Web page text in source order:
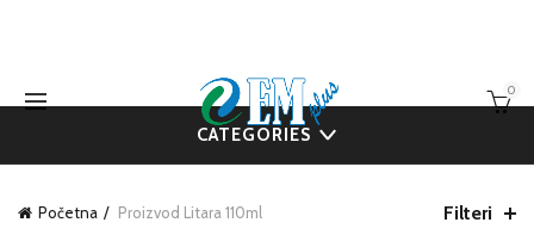
0
CATEGORIES
Početna Proizvod Litara 110ml Filteri